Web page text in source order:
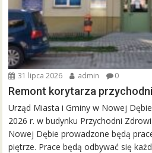
31 lipca 2026 admin 0
Remont korytarza przychodni
Urząd Miasta i Gminy w Nowej
2026 r. w budynku Przychodni
Nowej Dębie prowadzone będą
piętrze. Prace będą odbywać się